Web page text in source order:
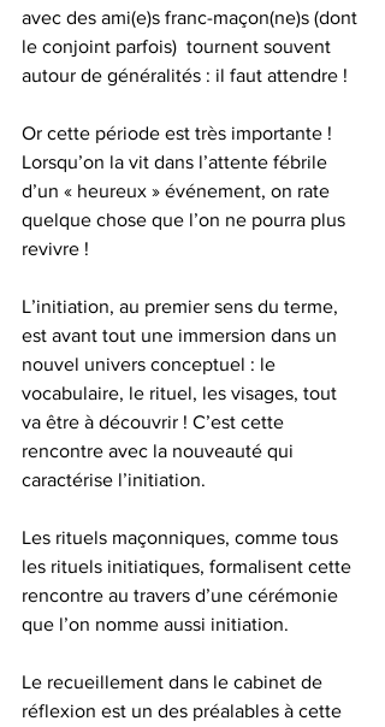
avec des ami(e)s franc-maçon(ne)s (dont
le conjoint parfois)  tournent souvent
autour de généralités : il faut attendre !
Or cette période est très importante !
Lorsqu’on la vit dans l’attente fébrile
d’un « heureux » événement, on rate
quelque chose que l’on ne pourra plus
revivre !
L’initiation, au premier sens du terme,
est avant tout une immersion dans un
nouvel univers conceptuel : le
vocabulaire, le rituel, les visages, tout
va être à découvrir ! C’est cette
rencontre avec la nouveauté qui
caractérise l’initiation.
Les rituels maçonniques, comme tous
les rituels initiatiques, formalisent cette
rencontre au travers d’une cérémonie
que l’on nomme aussi initiation.
Le recueillement dans le cabinet de
réflexion est un des préalables à cette